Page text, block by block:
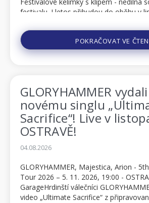
festivalu. I letos přibudou do oběhu v
budou rovně...
POKRAČOVAT VE
GLORYHAMMER
novému singlu
Sacrifice“! Live v
OSTRAVĚ!
04.08.2026
GLORYHAMMER, Majestica, Arion -
Tour 2026 – 5. 11. 2026, 19:00 -
GarageHrdinští válečníci
video „Ultimate Sacrifice“ z